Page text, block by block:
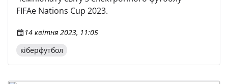
FIFAe Nations Cup 2023.
14 квітня 2023, 11:05
кіберфутбол